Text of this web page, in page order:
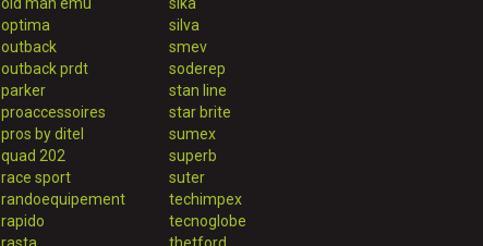
old man emu
optima
outback
outback prdt
parker
proaccessoires
pros by ditel
quad 202
race sport
randoequipement
rapido
sika
silva
smev
soderep
stan line
star brite
sumex
superb
suter
techimpex
tecnoglobe